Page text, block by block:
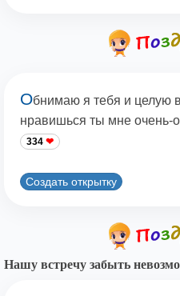
Обнимаю я тебя и целую
нравишься ты мне очень-
334
Создать открытку
Нашу встречу забыть